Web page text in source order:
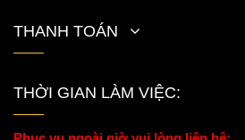
THANH TOÁN
THỜI GIAN LÀM VIỆC: